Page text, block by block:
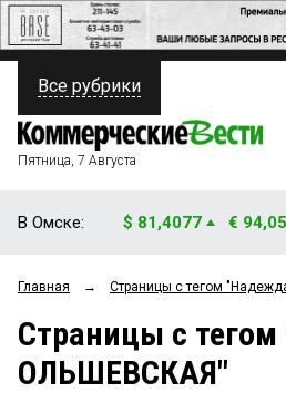
ПОЛИТИКА
ФИНАНСЫ
ОБЩЕСТВО
ЗАКОН
Все рубрики
Пятница, 7 Августа
В Омске: $ 81,4077 €
Главная → Страницы c тегом
Страницы c
ОЛЬШЕВСКАЯ"